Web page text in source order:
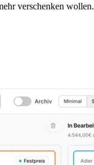
verschenken wollen.